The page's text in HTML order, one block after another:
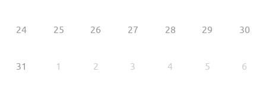
24 25 26 27 28 29 30
31 1 2 3 4 5 6